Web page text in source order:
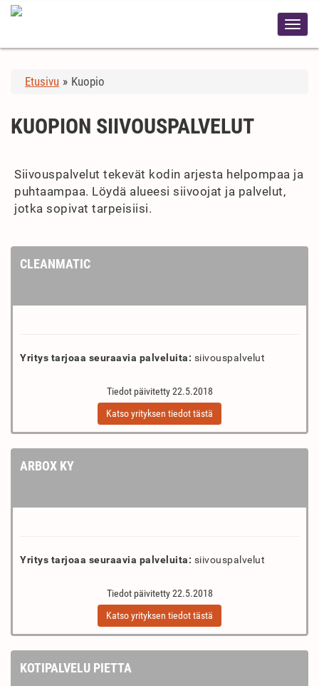
Etusivu » Kuopio
KUOPION SIIVOUSPALVELUT
Siivouspalvelut tekevät kodin arjesta helpompaa ja
puhtaampaa. Löydä alueesi siivoojat ja palvelut,
jotka sopivat tarpeisiisi.
CLEANMATIC
Yritys tarjoaa seuraavia palveluita: siivouspalvelut
Tiedot päivitetty 22.5.2018
Katso yrityksen tiedot tästä
ARBOX KY
Yritys tarjoaa seuraavia palveluita: siivouspalvelut
Tiedot päivitetty 22.5.2018
Katso yrityksen tiedot tästä
KOTIPALVELU PIETTA